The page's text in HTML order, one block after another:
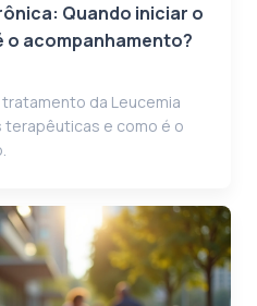
Quando iniciar o
acompanhamento?
da Leucemia
terapêuticas e como é o